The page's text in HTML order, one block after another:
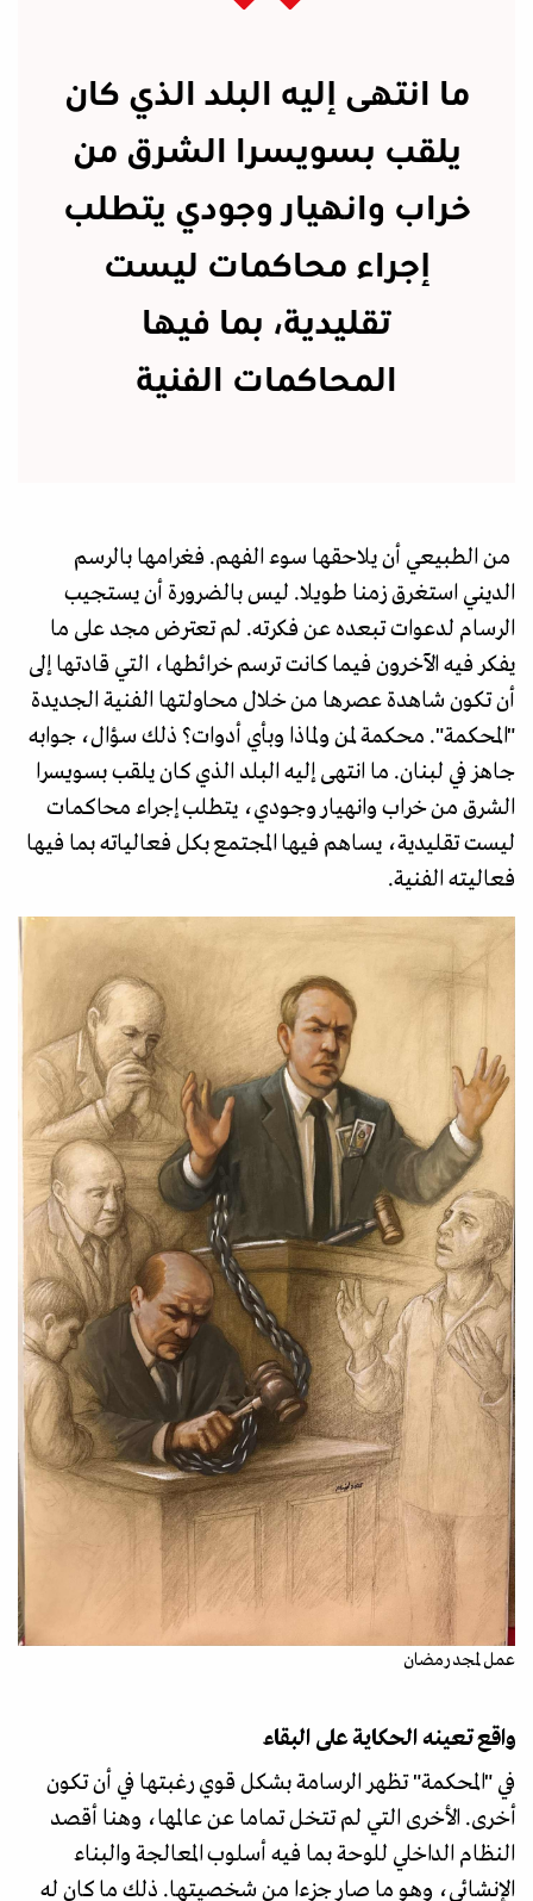
ما انتهى إليه البلد الذي كان
يلقب بسويسرا الشرق من
خراب وانهيار وجودي يتطلب
إجراء محاكمات ليست
تقليدية، بما فيها
المحاكمات الفنية
من الطبيعي أن يلاحقها سوء الفهم. فغرامها بالرسم
الديني استغرق زمنا طويلا. ليس بالضرورة أن يستجيب
الرسام لدعوات تبعده عن فكرته. لم تعترض مجد على ما
يفكر فيه الآخرون فيما كانت ترسم خرائطها، التي قادتها إلى
أن تكون شاهدة عصرها من خلال محاولتها الفنية الجديدة
"المحكمة". محكمة لمن ولماذا وبأي أدوات؟ ذلك سؤال، جوابه
جاهز في لبنان. ما انتهى إليه البلد الذي كان يلقب بسويسرا
الشرق من خراب وانهيار وجودي، يتطلب إجراء محاكمات
ليست تقليدية، يساهم فيها المجتمع بكل فعالياته بما فيها
فعاليته الفنية.
عمل لمجد رمضان
واقع تعينه الحكاية على البقاء
في "المحكمة" تظهر الرسامة بشكل قوي رغبتها في أن تكون
أخرى. الأخرى التي لم تتخل تماما عن عالمها، وهنا أقصد
النظام الداخلي للوحة بما فيه أسلوب المعالجة والبناء
الإنشائي، وهو ما صار جزءا من شخصيتها. ذلك ما كان له